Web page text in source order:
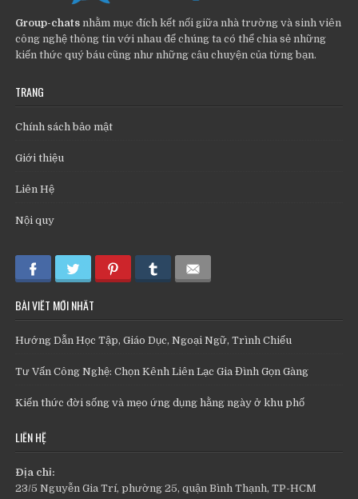
Group-chats nhằm mục đích kết nối giữa nhà trường và sinh viên
công nghệ thông tin với nhau để chúng ta có thể chia sẻ những
kiến thức quý báu cũng như những câu chuyện của từng bạn.
TRANG
Chính sách bảo mật
Giới thiệu
Liên Hệ
Nội quy
BÀI VIẾT MỚI NHẤT
Hướng Dẫn Học Tập, Giáo Dục, Ngoại Ngữ, Trình Chiếu
Tư Vấn Công Nghệ: Chọn Kênh Liên Lạc Gia Đình Gọn Gàng
Kiến thức đời sống và mẹo ứng dụng hằng ngày ở khu phố
LIÊN HỆ
Địa chỉ:
23/5 Nguyễn Gia Trí, phường 25, quận Bình Thạnh, TP-HCM